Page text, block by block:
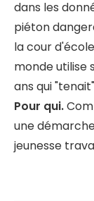
dans les
piéton
la cour
monde utilise
ans qui
Pour qui.
une
jeunesse